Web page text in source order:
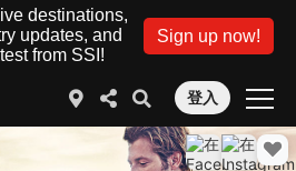
destinations,
updates, and
from SSI!
Sign up now!
登入